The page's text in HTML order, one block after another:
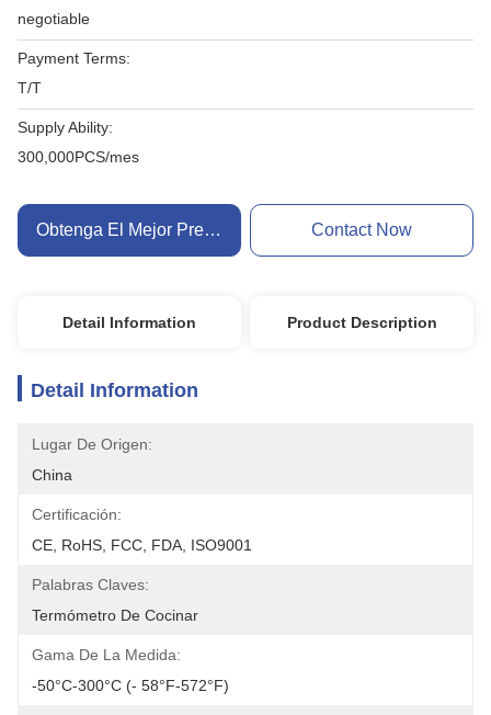
negotiable
Payment Terms:
T/T
Supply Ability:
300,000PCS/mes
Obtenga El Mejor Precio Contact Now
Detail Information Product Description
Detail Information
Lugar De Origen:
China
Certificación:
CE, RoHS, FCC, FDA, ISO9001
Palabras Claves:
Termómetro De Cocinar
Gama De La Medida:
-50°C-300°C (- 58°F-572°F)